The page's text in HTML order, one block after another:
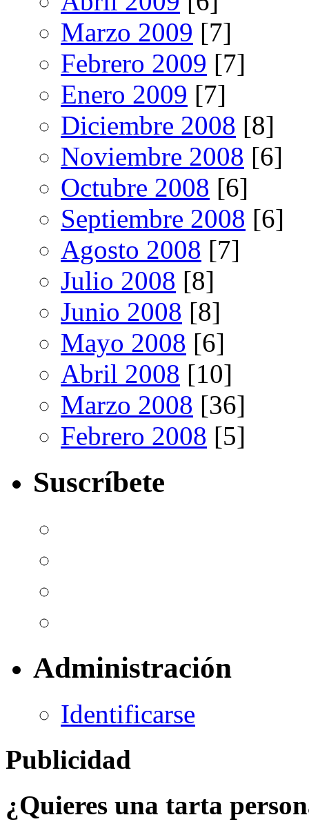
Marzo 2009 [7]
Febrero 2009 [7]
Enero 2009 [7]
Diciembre 2008 [8]
Noviembre 2008 [6]
Octubre 2008 [6]
Septiembre 2008 [6]
Agosto 2008 [7]
Julio 2008 [8]
Junio 2008 [8]
Mayo 2008 [6]
Abril 2008 [10]
Marzo 2008 [36]
Febrero 2008 [5]
Suscríbete
Administración
Identificarse
Publicidad
¿Quieres una tarta